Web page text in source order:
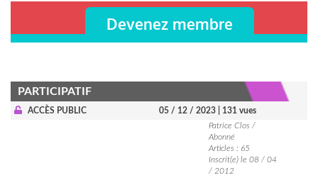
Devenez membre
PARTICIPATIF
ACCÈS PUBLIC 05 / 12 / 2023
| 131 vues
Patrice Clos /
Abonné
Articles : 65
Inscrit(e) le 08 / 04
/ 2012